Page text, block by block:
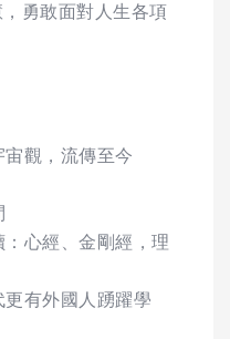
勇敢面對人生各項
觀，流傳至今
心經、金剛經，理
有外國人踴躍學